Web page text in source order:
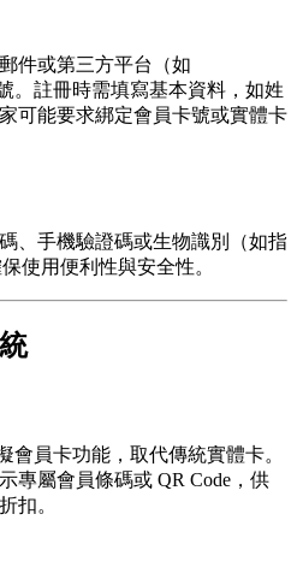
件或第三方平台（如
。註冊時需填寫基本資料，如姓
可能要求綁定會員卡號或實體卡
、手機驗證碼或生物識別（如指
使用便利性與安全性。
會員卡功能，取代傳統實體卡。
專屬會員條碼或 QR Code，供
扣。